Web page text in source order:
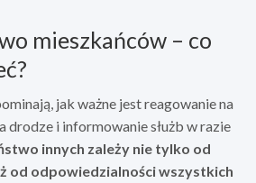
mieszkańców – co
jak ważne jest reagowanie na
drodze i informowanie służb w razie
innych zależy nie tylko od
od odpowiedzialności wszystkich